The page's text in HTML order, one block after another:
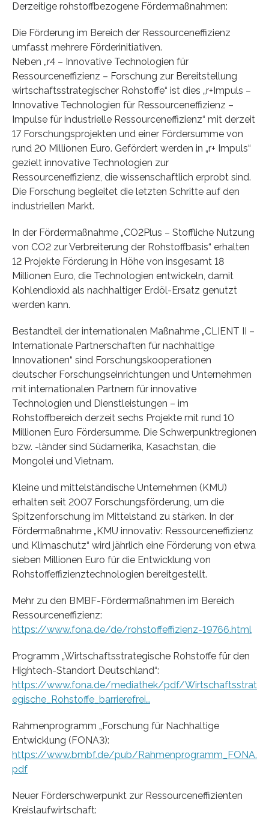
Derzeitige rohstoffbezogene Fördermaßnahmen:
Die Förderung im Bereich der Ressourceneffizienz
umfasst mehrere Förderinitiativen.
Neben „r4 – Innovative Technologien für
Ressourceneffizienz – Forschung zur Bereitstellung
wirtschaftsstrategischer Rohstoffe“ ist dies „r+Impuls –
Innovative Technologien für Ressourceneffizienz –
Impulse für industrielle Ressourceneffizienz“ mit derzeit
17 Forschungsprojekten und einer Fördersumme von
rund 20 Millionen Euro. Gefördert werden in „r+ Impuls“
gezielt innovative Technologien zur
Ressourceneffizienz, die wissenschaftlich erprobt sind.
Die Forschung begleitet die letzten Schritte auf den
industriellen Markt.
In der Fördermaßnahme „CO2Plus – Stoffliche Nutzung
von CO2 zur Verbreiterung der Rohstoffbasis“ erhalten
12 Projekte Förderung in Höhe von insgesamt 18
Millionen Euro, die Technologien entwickeln, damit
Kohlendioxid als nachhaltiger Erdöl-Ersatz genutzt
werden kann.
Bestandteil der internationalen Maßnahme „CLIENT II –
Internationale Partnerschaften für nachhaltige
Innovationen“ sind Forschungskooperationen
deutscher Forschungseinrichtungen und Unternehmen
mit internationalen Partnern für innovative
Technologien und Dienstleistungen – im
Rohstoffbereich derzeit sechs Projekte mit rund 10
Millionen Euro Fördersumme. Die Schwerpunktregionen
bzw. -länder sind Südamerika, Kasachstan, die
Mongolei und Vietnam.
Kleine und mittelständische Unternehmen (KMU)
erhalten seit 2007 Forschungsförderung, um die
Spitzenforschung im Mittelstand zu stärken. In der
Fördermaßnahme „KMU innovativ: Ressourceneffizienz
und Klimaschutz“ wird jährlich eine Förderung von etwa
sieben Millionen Euro für die Entwicklung von
Rohstoffeffizienztechnologien bereitgestellt.
Mehr zu den BMBF-Fördermaßnahmen im Bereich
Ressourceneffizienz:
https://www.fona.de/de/rohstoffeffizienz-19766.html
Programm „Wirtschaftsstrategische Rohstoffe für den
Hightech-Standort Deutschland“:
https://www.fona.de/mediathek/pdf/Wirtschaftsstrat
egische_Rohstoffe_barrierefrei…
Rahmenprogramm „Forschung für Nachhaltige
Entwicklung (FONA3):
https://www.bmbf.de/pub/Rahmenprogramm_FONA.
pdf
Neuer Förderschwerpunkt zur Ressourceneffizienten
Kreislaufwirtschaft: